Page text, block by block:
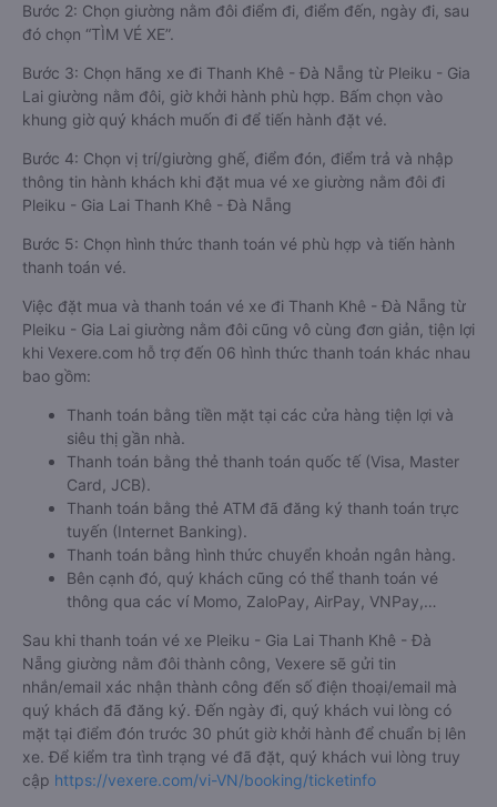
Bước 2: Chọn giường nằm đôi điểm đi, điểm đến, ngày đi, sau
đó chọn “TÌM VÉ XE”.
Bước 3: Chọn hãng xe đi Thanh Khê - Đà Nẵng từ Pleiku - Gia
Lai giường nằm đôi, giờ khởi hành phù hợp. Bấm chọn vào
khung giờ quý khách muốn đi để tiến hành đặt vé.
Bước 4: Chọn vị trí/giường ghế, điểm đón, điểm trả và nhập
thông tin hành khách khi đặt mua vé xe giường nằm đôi đi
Pleiku - Gia Lai Thanh Khê - Đà Nẵng
Bước 5: Chọn hình thức thanh toán vé phù hợp và tiến hành
thanh toán vé.
Việc đặt mua và thanh toán vé xe đi Thanh Khê - Đà Nẵng từ
Pleiku - Gia Lai giường nằm đôi cũng vô cùng đơn giản, tiện lợi
khi Vexere.com hỗ trợ đến 06 hình thức thanh toán khác nhau
bao gồm:
Thanh toán bằng tiền mặt tại các cửa hàng tiện lợi và
siêu thị gần nhà.
Thanh toán bằng thẻ thanh toán quốc tế (Visa, Master
Card, JCB).
Thanh toán bằng thẻ ATM đã đăng ký thanh toán trực
tuyến (Internet Banking).
Thanh toán bằng hình thức chuyển khoản ngân hàng.
Bên cạnh đó, quý khách cũng có thể thanh toán vé
thông qua các ví Momo, ZaloPay, AirPay, VNPay,…
Sau khi thanh toán vé xe Pleiku - Gia Lai Thanh Khê - Đà
Nẵng giường nằm đôi thành công, Vexere sẽ gửi tin
nhắn/email xác nhận thành công đến số điện thoại/email mà
quý khách đã đăng ký. Đến ngày đi, quý khách vui lòng có
mặt tại điểm đón trước 30 phút giờ khởi hành để chuẩn bị lên
xe. Để kiểm tra tình trạng vé đã đặt, quý khách vui lòng truy
cập https://vexere.com/vi-VN/booking/ticketinfo